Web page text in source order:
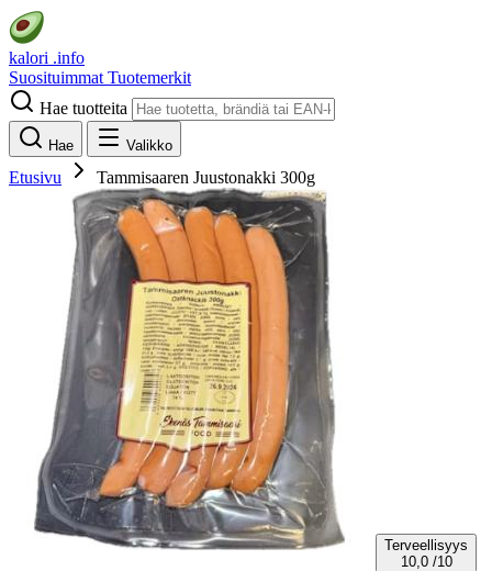
kalori .info
Suosituimmat Tuotemerkit
Hae tuotteita
Hae Valikko
Etusivu Tammisaaren Juustonakki 300g
Terveellisyys
10,0 /10